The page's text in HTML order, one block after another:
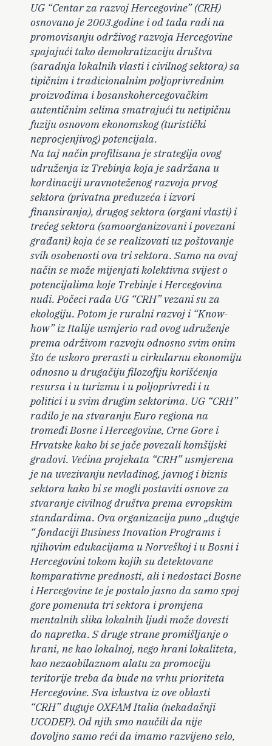
UG “Centar za razvoj Hercegovine” (CRH)
osnovano je 2003.godine i od tada radi na
promovisanju održivog razvoja Hercegovine
spajajući tako demokratizaciju društva
(saradnja lokalnih vlasti i civilnog sektora) sa
tipičnim i tradicionalnim poljoprivrednim
proizvodima i bosanskohercegovačkim
autentičnim selima smatrajući tu netipičnu
fuziju osnovom ekonomskog (turistički
neprocjenjivog) potencijala.
Na taj način profilisana je strategija ovog
udruženja iz Trebinja koja je sadržana u
kordinaciji uravnoteženog razvoja prvog
sektora (privatna preduzeća i izvori
finansiranja), drugog sektora (organi vlasti) i
trećeg sektora (samoorganizovani i povezani
građani) koja će se realizovati uz poštovanje
svih osobenosti ova tri sektora. Samo na ovaj
način se može mijenjati kolektivna svijest o
potencijalima koje Trebinje i Hercegovina
nudi. Počeci rada UG “CRH” vezani su za
ekologiju. Potom je ruralni razvoj i “Know-
how” iz Italije usmjerio rad ovog udruženje
prema održivom razvoju odnosno svim onim
što će uskoro prerasti u cirkularnu ekonomiju
odnosno u drugačiju filozofiju korišćenja
resursa i u turizmu i u poljoprivredi i u
politici i u svim drugim sektorima. UG “CRH”
radilo je na stvaranju Euro regiona na
tromeđi Bosne i Hercegovine, Crne Gore i
Hrvatske kako bi se jače povezali komšijski
gradovi. Većina projekata “CRH” usmjerena
je na uvezivanju nevladinog, javnog i biznis
sektora kako bi se mogli postaviti osnove za
stvaranje civilnog društva prema evropskim
standardima. Ova organizacija puno „duguje
“ fondaciji Business Inovation Programs i
njihovim edukacijama u Norveškoj i u Bosni i
Hercegovini tokom kojih su detektovane
komparativne prednosti, ali i nedostaci Bosne
i Hercegovine te je postalo jasno da samo spoj
gore pomenuta tri sektora i promjena
mentalnih slika lokalnih ljudi može dovesti
do napretka. S druge strane promišljanje o
hrani, ne kao lokalnoj, nego hrani lokaliteta,
kao nezaobilaznom alatu za promociju
teritorije treba da bude na vrhu prioriteta
Hercegovine. Sva iskustva iz ove oblasti
“CRH” duguje OXFAM Italia (nekadašnji
UCODEP). Od njih smo naučili da nije
dovoljno samo reći da imamo razvijeno selo,